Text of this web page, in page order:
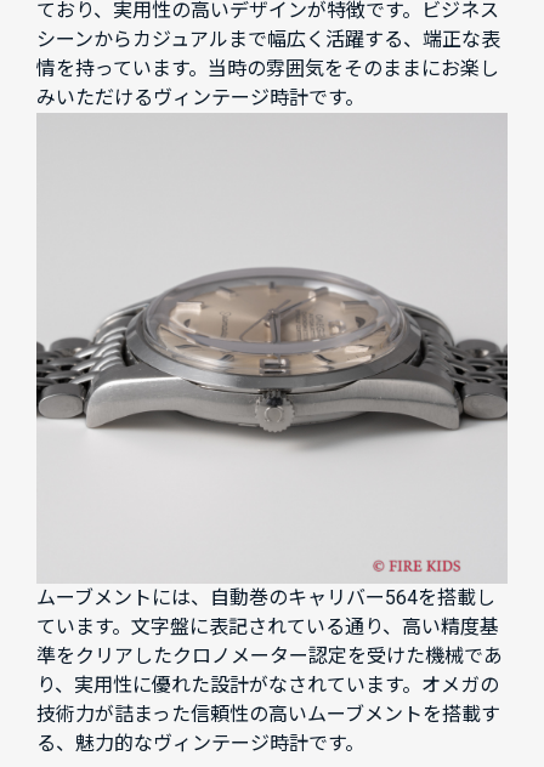
ており、実用性の高いデザインが特徴です。ビジネス
シーンからカジュアルまで幅広く活躍する、端正な表
情を持っています。当時の雰囲気をそのままにお楽し
みいただけるヴィンテージ時計です。
ムーブメントには、自動巻のキャリバー564を搭載し
ています。文字盤に表記されている通り、高い精度基
準をクリアしたクロノメーター認定を受けた機械であ
り、実用性に優れた設計がなされています。オメガの
技術力が詰まった信頼性の高いムーブメントを搭載す
る、魅力的なヴィンテージ時計です。